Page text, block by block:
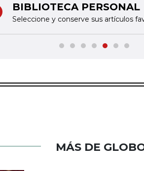
BIBLIOTECA PERSONAL
Seleccione y conserve sus artículos
MÁS DE